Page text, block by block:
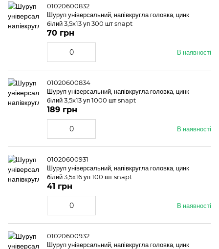
01020600832
Шуруп універсальний, напівкругла головка, цинк
білий 3,5x13 уп 300 шт snapt
В наявності
70 грн
01020600834
Шуруп універсальний, напівкругла головка, цинк
білий 3,5x13 уп 1000 шт snapt
В наявності
189 грн
01020600931
Шуруп універсальний, напівкругла головка, цинк
білий 3,5x16 уп 100 шт snapt
В наявності
41 грн
01020600932
Шуруп універсальний, напівкругла головка, цинк